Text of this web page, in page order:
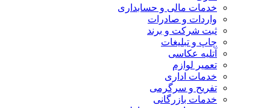
خدمات مالی و حسابداری
واردات و صادرات
ثبت شرکت و برند
چاپ و تبلیغات
آتلیه عکاسی
تعمیر لوازم
خدمات اداری
تفریح و سرگرمی
خدمات بازرگانی